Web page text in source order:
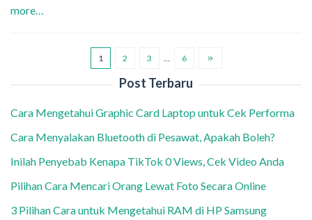
more…
1 2 3 6
Post Terbaru
Cara Mengetahui Graphic Card Laptop untuk Cek Performa
Cara Menyalakan Bluetooth di Pesawat, Apakah Boleh?
Inilah Penyebab Kenapa TikTok 0 Views, Cek Video Anda
Pilihan Cara Mencari Orang Lewat Foto Secara Online
3 Pilihan Cara untuk Mengetahui RAM di HP Samsung